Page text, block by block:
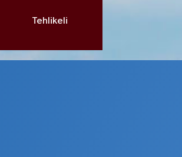
Tehlikeli